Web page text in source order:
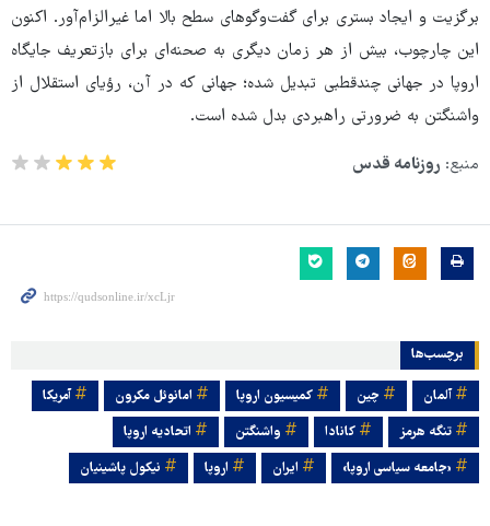
برگزیت و ایجاد بستری برای گفت‌وگوهای سطح بالا اما غیرالزام‌آور. اکنون
این چارچوب، بیش از هر زمان دیگری به صحنه‌ای برای بازتعریف جایگاه
اروپا در جهانی چندقطبی تبدیل شده؛ جهانی که در آن، رؤیای استقلال از
واشنگتن به ضرورتی راهبردی بدل شده است.
منبع: روزنامه قدس
برچسب‌ها
آلمان چین کمیسیون اروپا امانوئل مکرون
آمریکا
تنگه هرمز
کانادا واشنگتن
اتحادیه اروپا
«جامعه سیاسی اروپا»
ایران اروپا نیکول پاشینیان